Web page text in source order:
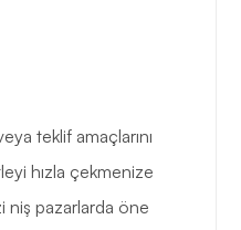
teklif amaçlarını
hızla çekmenize
niş pazarlarda öne